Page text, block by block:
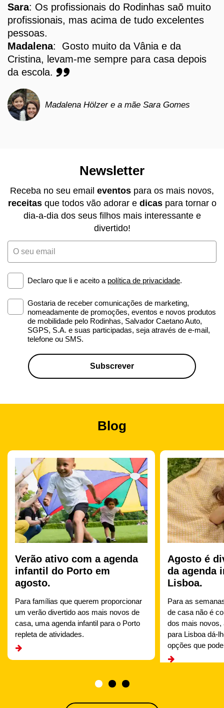
Margarida
Sara: Os profissionais do Rodinhas saõ muito
profissionais, mas acima de tudo excelentes
pessoas.
Madalena: Gosto muito da Vânia e da
Cristina, levam-me sempre para casa depois
da escola.
Madalena Hölzer e a mãe Sara Gomes
Newsletter
Receba no seu email eventos para os mais novos,
receitasque todos vão adorar e dicaspara tornar o
dia-a-dia dos seus filhos mais interessante e
divertido!
Declaro que li e aceito a política de privacidade.
Gostaria de receber comunicações de marketing,
nomeadamente de promoções, eventos e novos produtos
de mobilidade pelo Rodinhas, Salvador Caetano Auto,
SGPS, S.A. e suas participadas, seja através de e-mail,
telefone ou SMS.
Blog
Verão ativo com a agenda
infantil do Porto em
agosto.
Para famílias que querem proporcionar
um verão divertido aos mais novos de
casa, uma agenda infantil para o Porto
repleta de atividades.
Agosto é
da agenda
Lisboa.
Para as
de casa não é
dos mais novos,
para Lisboa dá-
opções que